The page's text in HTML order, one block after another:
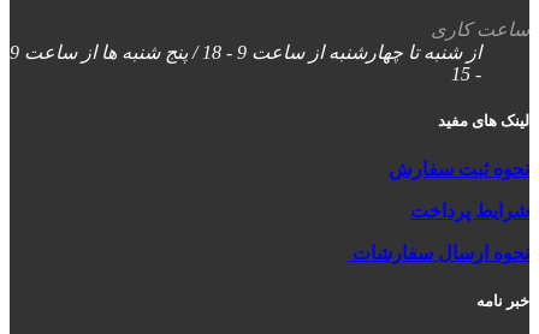
ساعت کاری
از شنبه تا چهارشنبه از ساعت 9 - 18 / پنج شنبه ها از ساعت 9
- 15
لینک های مفید
نحوه ثبت سفارش
شرایط پرداخت
نحوه ارسال سفارشات
خبر نامه